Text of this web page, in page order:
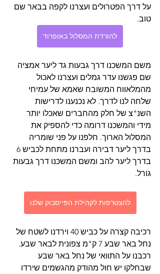
על דרך הפטרולים ועצרנו לקפה בבאר שם
טוב.
להורדת המסלול באופרוד
משם המשכנו דרך גבעות גד ליער אמציה
שם פגשנו עדר גמלים ועצרנו לאכול
מהמלאווח המשובח שאמא של עמיחי
שלחה לנו לדרך. לא נכנענו לדרישות
השנ"צ של חלק מהחברים שאכלו יותר
מידי והמשכנו דרומה כדי להספיק את
המסלול הארוך. חלפנו על פני שומריה
בדרך ליער להב ומשם המשכנו דרך גבעות
גורל.
להצטרפות לקהילת הפייסבוק שלנו
רכיבה קצרה על כביש 40 וירדנו לשטח של
נחל באר שבע 7 ק"מ צפונית לבאר שבע.
רכבנו על התוואי של נחל באר שבע
שבחלקו יש חול מהודק מהגשמים שירדו